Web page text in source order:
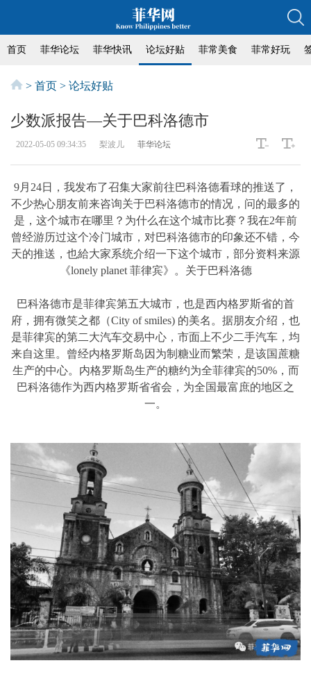
首页 菲华论坛 菲华快讯 论坛好贴 菲常美食 菲常好玩
> 首页 > 论坛好贴
少数派报告—关于巴科洛德市
2022-05-05 09:34:35 梨波儿 菲华论坛
9月24日，我发布了召集大家前往巴科洛德看球的推送了，
不少热心朋友前来咨询关于巴科洛德市的情况，问的最多的
是，这个城市在哪里？为什么在这个城市比赛？我在2年前
曾经游历过这个冷门城市，对巴科洛德市的印象还不错，今
天的推送，也給大家系统介绍一下这个城市，部分资料来源
《lonely planet 菲律宾》。关于巴科洛德
巴科洛德市是菲律宾第五大城市，也是西内格罗斯省的首
府，拥有微笑之都（City of smiles) 的美名。据朋友介绍，也
是菲律宾的第二大汽车交易中心，市面上不少二手汽车，均
来自这里。曾经内格罗斯岛因为制糖业而繁荣，是该国蔗糖
生产的中心。内格罗斯岛生产的糖约为全菲律宾的50%，而
巴科洛德作为西内格罗斯省省会，为全国最富庶的地区之
一。